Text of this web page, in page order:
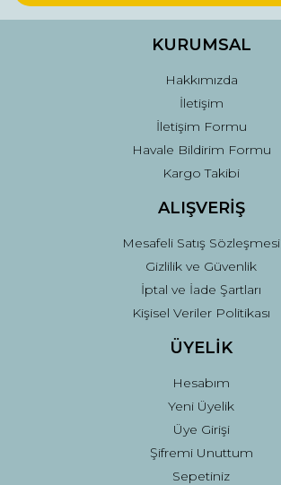
Ürün fiyatı diğer sitelerden daha pahalı.
Gönder
KURUMSAL
Hakkımızda
İletişim
İletişim Formu
Havale Bildirim Formu
Kargo Takibi
ALIŞVERİŞ
Mesafeli Satış Sözleşmesi
Gizlilik ve Güvenlik
İptal ve İade Şartları
Kişisel Veriler Politikası
ÜYELİK
Hesabım
Yeni Üyelik
Üye Girişi
Şifremi Unuttum
Sepetiniz